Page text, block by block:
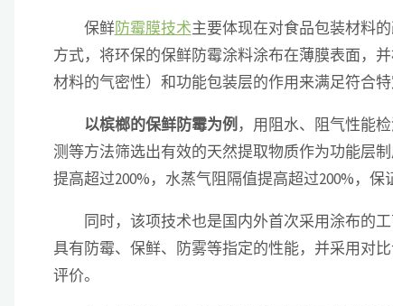
菌
科
技
限
公
司
保鲜防霉膜技术主要体现在对食品包装材料
方式，将环保的保鲜防霉涂料涂布在薄膜表面，
材料的气密性）和功能包装层的作用来满足符合特
以槟榔的保鲜防霉为例 ，用阻水、阻气性能
测等方法筛选出有效的天然提取物质作为功能层
提高超过200%，水蒸气阻隔值提高超过200%，保
同时，该项技术也是国内外首次采用涂布的工
具有防霉、保鲜、防雾等指定的性能，并采用对
评价。